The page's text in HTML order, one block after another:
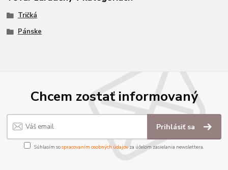
Tričká
Pánske
Chcem zostať informovaný
Prihlásiť sa
Súhlasím sospracovaním osobných údajov za účelom zasielania newslettera.